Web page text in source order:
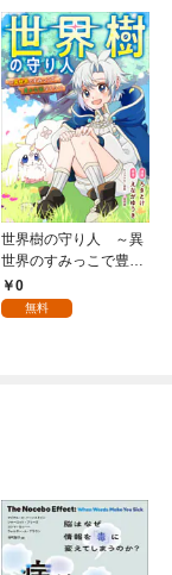
世界樹の守り人 ～異
世界のすみっこで豊か
な国づくり～【分冊
版】（コミック） １
0
無料